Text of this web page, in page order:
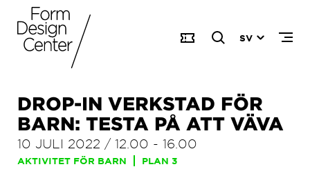
SV
DROP-IN VERKSTAD FÖR
BARN: TESTA PÅ ATT VÄVA
10 JULI 2022 / 12.00 - 16.00
AKTIVITET FÖR BARN PLAN 3